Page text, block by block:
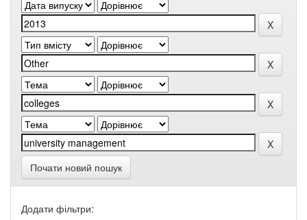
Почати новий пошук
Додати фільтри: